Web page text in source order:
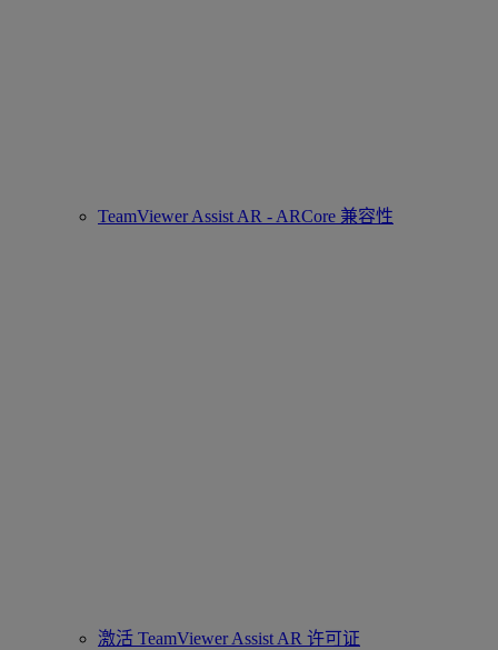
TeamViewer Assist AR - ARCore 兼容性
激活 TeamViewer Assist AR 许可证